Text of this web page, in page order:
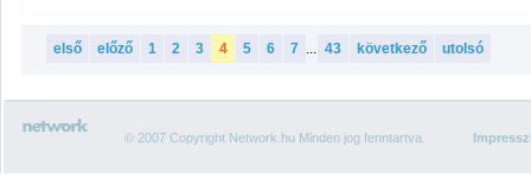
első előző 1 2 3 4 5 6 7 ... 43 következő utolsó
© 2007 Copyright Network.hu Minden jog fenntartva.